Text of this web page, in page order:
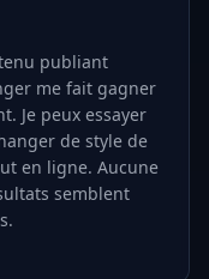
publiant
me fait gagner
Je peux essayer
de style de
en ligne. Aucune
semblent